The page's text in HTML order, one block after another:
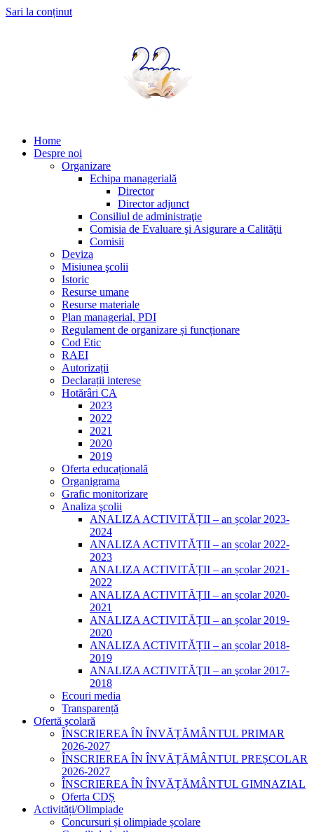
Sari la conținut
Home
Despre noi
Organizare
Echipa managerială
Director
Director adjunct
Consiliul de administraţie
Comisia de Evaluare şi Asigurare a Calităţii
Comisii
Deviza
Misiunea şcolii
Istoric
Resurse umane
Resurse materiale
Plan managerial, PDI
Regulament de organizare și funcționare
Cod Etic
RAEI
Autorizații
Declarații interese
Hotărâri CA
2023
2022
2021
2020
2019
Oferta educațională
Organigrama
Grafic monitorizare
Analiza şcolii
ANALIZA ACTIVITĂȚII – an școlar 2023-
2024
ANALIZA ACTIVITĂȚII – an școlar 2022-
2023
ANALIZA ACTIVITĂȚII – an școlar 2021-
2022
ANALIZA ACTIVITĂȚII – an școlar 2020-
2021
ANALIZA ACTIVITĂȚII – an școlar 2019-
2020
ANALIZA ACTIVITĂȚII – an școlar 2018-
2019
ANALIZA ACTIVITĂŢII – an şcolar 2017-
2018
Ecouri media
Transparență
Ofertă şcolară
ÎNSCRIEREA ÎN ÎNVĂȚĂMÂNTUL PRIMAR
2026-2027
ÎNSCRIEREA ÎN ÎNVĂȚĂMÂNTUL PREȘCOLAR
2026-2027
ÎNSCRIEREA ÎN ÎNVĂȚĂMÂNTUL GIMNAZIAL
Oferta CDȘ
Activități/Olimpiade
Concursuri și olimpiade școlare